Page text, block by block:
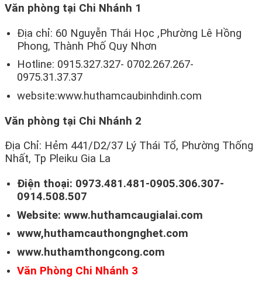
Văn phòng tại Chi Nhánh 1
Địa chỉ: 60 Nguyễn Thái Học ,Phường Lê Hồng
Phong, Thành Phố Quy Nhơn
Hotline: 0915.327.327- 0702.267.267-
0975.31.37.37
website:www.huthamcaubinhdinh.com
Văn phòng tại Chi Nhánh 2
Địa Chỉ: Hẻm 441/D2/37 Lý Thái Tổ, Phường Thống
Nhất, Tp Pleiku Gia La
Điện thoại: 0973.481.481-0905.306.307-
0914.508.507
Website: www.huthamcaugialai.com
www,huthamcauthongnghet.com
www.huthamthongcong.com
Văn Phòng Chi Nhánh 3